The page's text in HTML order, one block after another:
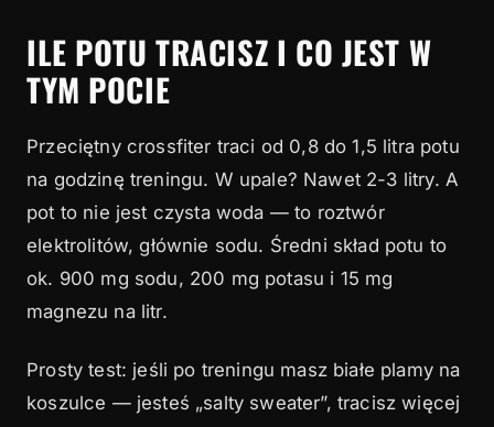
ILE POTU TRACISZ I CO JEST W
TYM POCIE
Przeciętny crossfiter traci od 0,8 do 1,5 litra potu
na godzinę treningu. W upale? Nawet 2-3 litry. A
pot to nie jest czysta woda — to roztwór
elektrolitów, głównie sodu. Średni skład potu to
ok. 900 mg sodu, 200 mg potasu i 15 mg
magnezu na litr.
Prosty test: jeśli po treningu masz białe plamy na
koszulce — jesteś „salty sweater”, tracisz więcej